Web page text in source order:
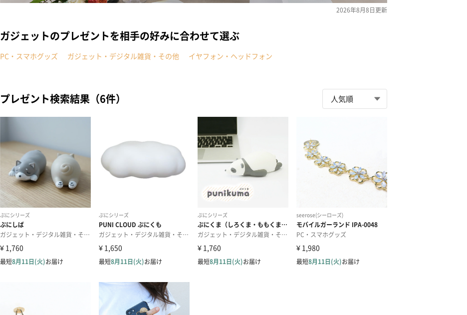
2026年8月8日更新
ガジェットのプレゼントを相手の好みに合わせて選ぶ
PC・スマホグッズ ガジェット・デジタル雑貨・その他 イヤフォン・ヘッドフォン
プレゼント検索結果（6件）